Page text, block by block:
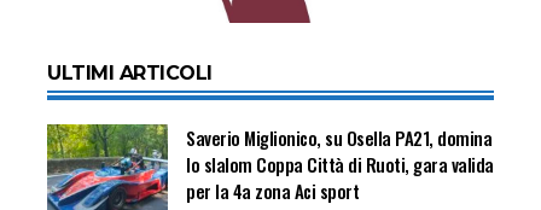
ULTIMI ARTICOLI
Saverio Miglionico, su Osella PA21, domina
lo slalom Coppa Città di Ruoti, gara valida
per la 4a zona Aci sport